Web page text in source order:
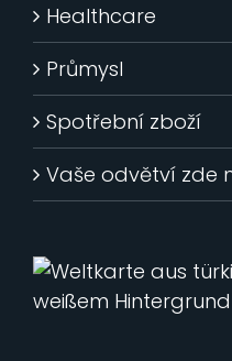
Healthcare
Průmysl
Spotřební zboží
Vaše odvětví zde